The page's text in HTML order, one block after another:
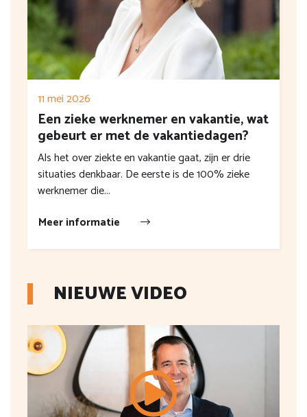
11 mei 2026
Een zieke werknemer en vakantie, wat
gebeurt er met de vakantiedagen?
Als het over ziekte en vakantie gaat, zijn er drie
situaties denkbaar. De eerste is de 100% zieke
werknemer die...
Meer informatie
NIEUWE VIDEO